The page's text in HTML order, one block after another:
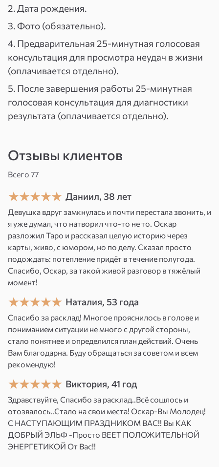
Доступ к этим ресурсам — это наши родители.
Наши родители — это представление бога
на Земле.
Мама — женская божественная энергия.
Папа — мужская божественная энергия.
И как мы относимся к нашим родителям — это
по существу показывает то, как мы относимся
Как это работает
1. Во время проведения практики в
помещении никого не должно быть, кроме
вас.
2. 40 дней мы пишем письма маме или папе (в
зависимости от того, какую проблему мы
прорабатываем) и делаем 108 поклонов роду
мамы или папы. С помощью этой практики
мы улучшаем карму рода, чтобы вы могли
воцарилась гармония.
3. После проведения работы письма сжигаем.
И вам обязательно нужно что-то себе купить
в знак благодарности.
Пример оказанной услуги
Ко мне обратилась клиентка Надежда с
вопросом: «Почему не складываются
отношения с партнерами?».
После диагностического расклада
2. Дата рождения.
3. Фото (обязательно).
4. Предварительная 25-минутная голосовая
консультация для просмотра неудач в жизни
(оплачивается отдельно).
5. После завершения работы 25-минутная
голосовая консультация для диагностики
результата (оплачивается отдельно).
Отзывы клиентов
Всего 77
Даниил, 38 лет
Девушка вдруг замкнулась и почти перестала звонить, и
я уже думал, что натворил что-то не то. Оскар
разложил Таро и рассказал целую историю через
карты, живо, с юмором, но по делу. Сказал просто
подождать: потепление придёт в течение полугода.
Спасибо, Оскар, за такой живой разговор в тяжёлый
момент!
Наталия, 53 года
Спасибо за расклад! Многое прояснилось в голове и
пониманием ситуации не много с другой стороны,
стало понятнее и определился план действий. Очень
Вам благодарна. Буду обращаться за советом и всем
рекомендую!
Виктория, 41 год
Здравствуйте, Спасибо за расклад..Всё сошлось и
отозвалось..Стало на свои места! Оскар-Вы Молодец!
С НАСТУПАЮЩИМ ПРАЗДНИКОМ ВАС!! Вы КАК
ДОБРЫЙ ЭЛЬФ -Просто ВЕЕТ ПОЛОЖИТЕЛЬНОЙ
ЭНЕРГЕТИКОЙ От Вас!!